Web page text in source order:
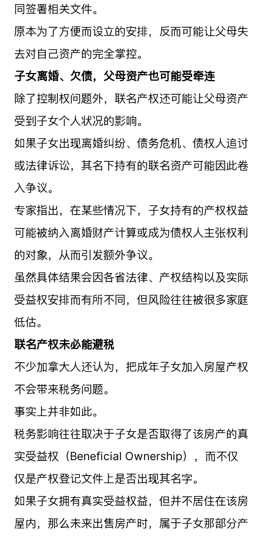
同签署相关文件。
原本为了方便而设立的安排，反而可能让父母失
去对自己资产的完全掌控。
子女离婚、欠债，父母资产也可能受牵连
除了控制权问题外，联名产权还可能让父母资产
受到子女个人状况的影响。
如果子女出现离婚纠纷、债务危机、债权人追讨
或法律诉讼，其名下持有的联名资产可能因此卷
入争议。
专家指出，在某些情况下，子女持有的产权权益
可能被纳入离婚财产计算或成为债权人主张权利
的对象，从而引发额外争议。
虽然具体结果会因各省法律、产权结构以及实际
受益权安排而有所不同，但风险往往被很多家庭
低估。
联名产权未必能避税
不少加拿大人还认为，把成年子女加入房屋产权
不会带来税务问题。
事实上并非如此。
税务影响往往取决于子女是否取得了该房产的真
实受益权（Beneficial Ownership），而不仅
仅是产权登记文件上是否出现其名字。
如果子女拥有真实受益权益，但并不居住在该房
屋内，那么未来出售房产时，属于子女那部分产